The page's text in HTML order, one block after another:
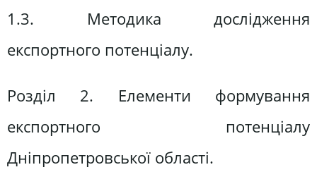
1.3. Методика дослідження
експортного потенціалу.
Розділ 2. Елементи формування
експортного потенціалу
Дніпропетровської області.